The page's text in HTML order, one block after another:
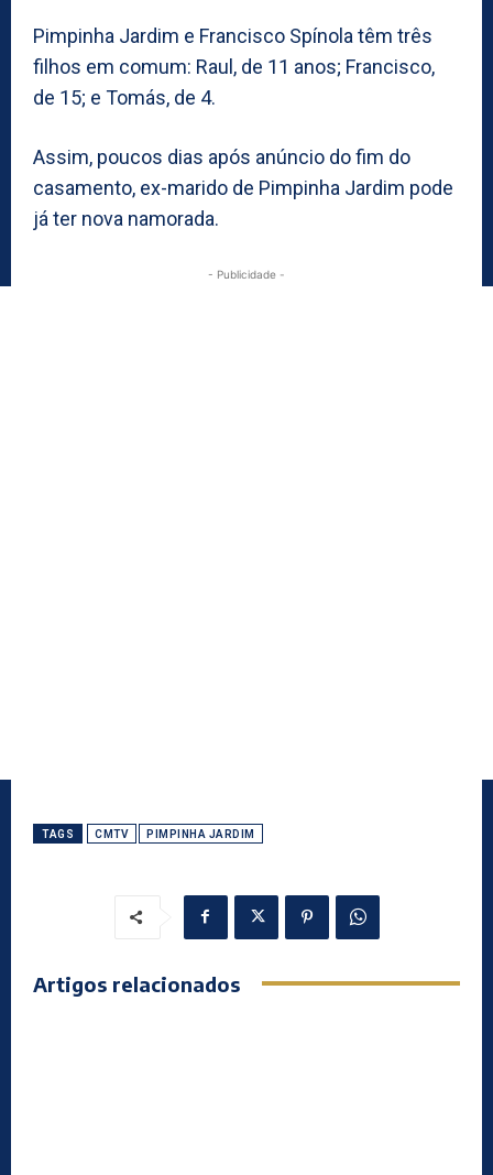
Pimpinha Jardim e Francisco Spínola têm três
filhos em comum: Raul, de 11 anos; Francisco,
de 15; e Tomás, de 4.
Assim, poucos dias após anúncio do fim do
casamento, ex-marido de Pimpinha Jardim pode
já ter nova namorada.
- Publicidade -
TAGS CMTV PIMPINHA JARDIM
Artigos relacionados